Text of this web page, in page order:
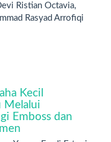
Ristian Octavia,
Rasyad Arrofiqi
Kecil
Melalui
Emboss dan